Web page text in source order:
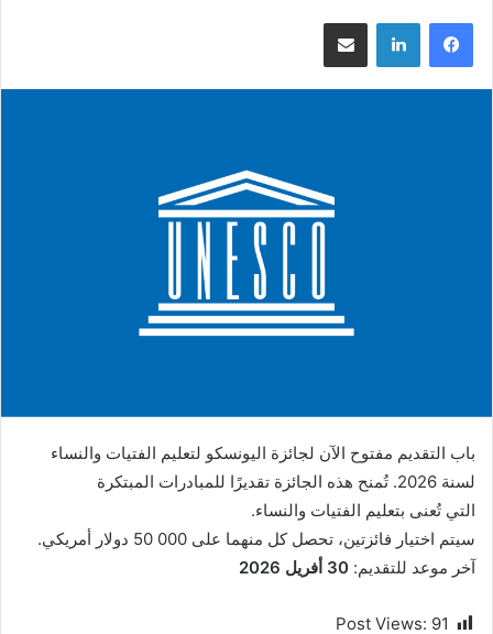
فيسبوك لينكدإن مشاركة عبر البريد
باب التقديم مفتوح الآن لجائزة اليونسكو لتعليم الفتيات والنساء
لسنة 2026. تُمنح هذه الجائزة تقديرًا للمبادرات المبتكرة
التي تُعنى بتعليم الفتيات والنساء.
سيتم اختيار فائزتين، تحصل كل منهما على 000 50 دولار أمريكي.
آخر موعد للتقديم: 30 أفريل 2026
Post Views: 91